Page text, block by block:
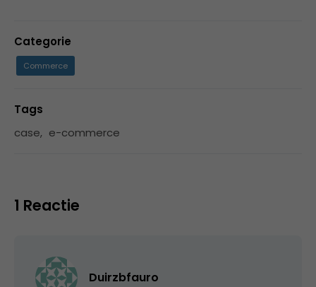
Categorie
Commerce
Tags
case, e-commerce
1 Reactie
Duirzbfauro